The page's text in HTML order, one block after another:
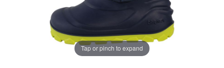
Tap or pinch to expand